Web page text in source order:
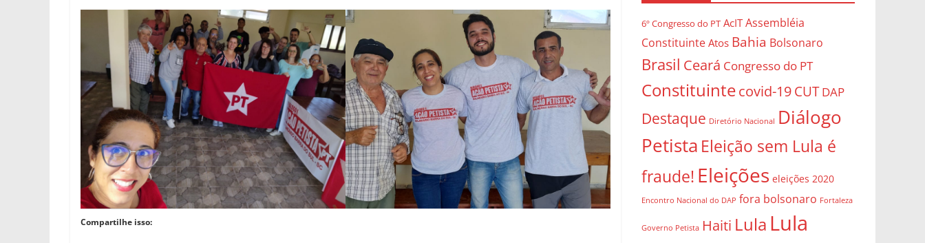
Compartilhe isso:
6º Congresso do PT AcIT Assembléia
Constituinte Atos Bahia Bolsonaro
Brasil Ceará Congresso do PT
Constituintecovid-19CUT DAP
Destaque Diretório Nacional Diálogo
Petista Eleição sem Lula é
fraude! Eleições eleições 2020
Encontro Nacional do DAP fora bolsonaro Fortaleza
Governo Petista Haiti Lula Lula